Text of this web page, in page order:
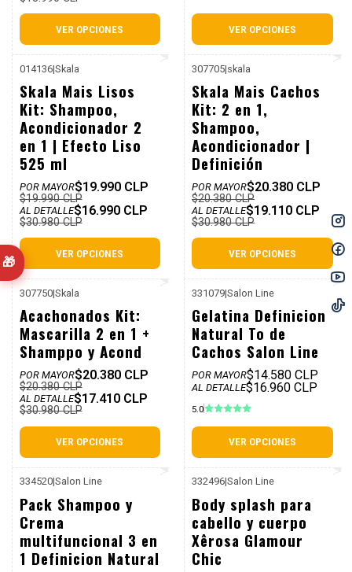
🎁
VER OPCIONES VER OPCIONES
Dcto
014136|Skala
Skala Mais Lisos
Kit: Shampoo,
Acondicionador 2
en 1 | Efecto Liso
525 ml
POR MAYOR$19.990 CLP
$19.990 CLP
AL DETALLE$16.990 CLP
$30.980 CLP
VER OPCIONES
Dcto
307705|skala
Skala Mais Cachos
Kit: 2 en 1,
Shampoo,
Acondicionador |
Definición
POR MAYOR$20.380 CLP
$20.380 CLP
AL DETALLE$19.110 CLP
$30.980 CLP
VER OPCIONES
Dcto
307750|Skala
Acachonados Kit:
Mascarilla 2 en 1 +
Shamppo y Acond
POR MAYOR$20.380 CLP
$20.380 CLP
AL DETALLE$17.410 CLP
$30.980 CLP
VER OPCIONES
331079|Salon Line
Gelatina Definicion
Natural To de
Cachos Salon Line
POR MAYOR$14.580 CLP
AL DETALLE$16.960 CLP
5.0
VER OPCIONES
334520|Salon Line
Pack Shampoo y
Crema
multifuncional 3 en
1 Definicion Natural
332496|Salon Line
Body splash para
cabello y cuerpo
Xêrosa Glamour
Chic